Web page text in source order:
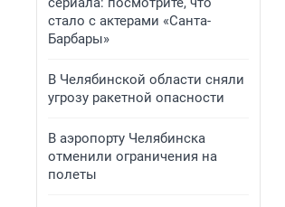
стало с актерами «Санта-
Барбары»
В Челябинской области сняли
угрозу ракетной опасности
В аэропорту Челябинска
отменили ограничения на
полеты